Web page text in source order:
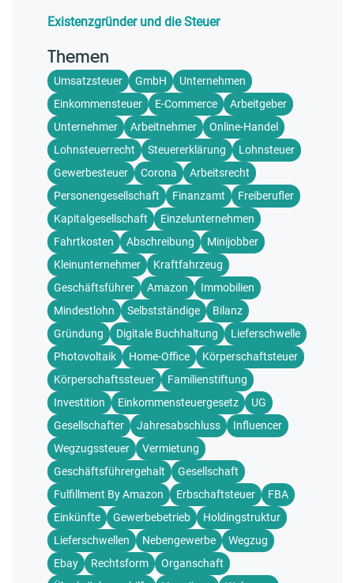
Existenzgründer und die Steuer
Themen
Umsatzsteuer GmbH
Unternehmen
Einkommensteuer
E-Commerce
Arbeitgeber
Unternehmer
Arbeitnehmer
Online-Handel
Lohnsteuerrecht
Steuererklärung
Lohnsteuer
Gewerbesteuer
Corona
Arbeitsrecht
Personengesellschaft
Finanzamt
Freiberufler
Kapitalgesellschaft
Einzelunternehmen
Fahrtkosten
Abschreibung
Minijobber
Kleinunternehmer
Kraftfahrzeug
Geschäftsführer
Amazon
Immobilien
Mindestlohn
Selbstständige
Bilanz
Gründung
Digitale Buchhaltung
Lieferschwelle
Photovoltaik
Home-Office
Körperschaftsteuer
Körperschaftssteuer
Familienstiftung
Investition
Einkommensteuergesetz
UG
Gesellschafter
Jahresabschluss
Influencer
Wegzugssteuer
Vermietung
Geschäftsführergehalt
Gesellschaft
Fulfillment By Amazon
Erbschaftsteuer
FBA
Einkünfte
Gewerbebetrieb
Holdingstruktur
Lieferschwellen
Nebengewerbe
Wegzug
Ebay
Rechtsform
Organschaft